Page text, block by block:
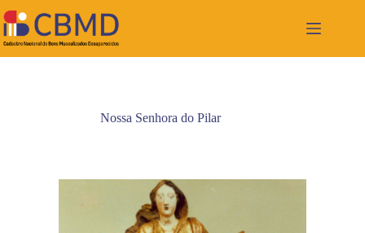
para
o
conteúdo
Nossa Senhora do Pilar